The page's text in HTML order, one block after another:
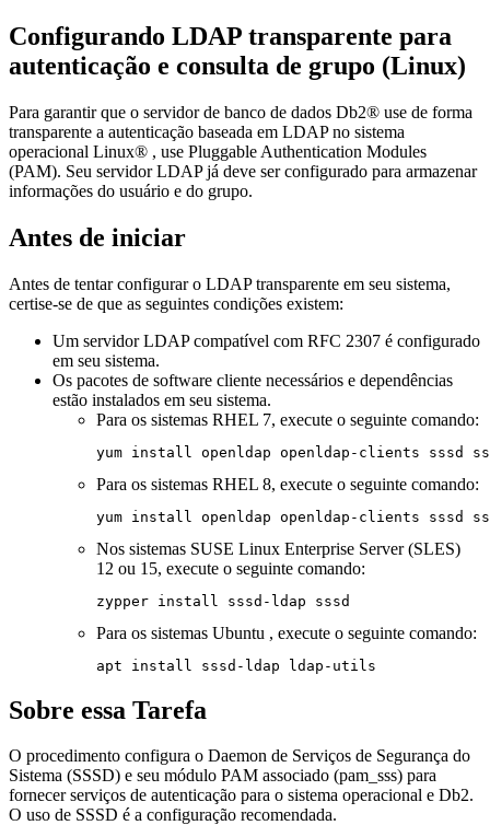
Configurando LDAP transparente para
autenticação e consulta de grupo (Linux)
Para garantir que o servidor de banco de dados Db2® use de forma
transparente a autenticação baseada em LDAP no sistema
operacional Linux® , use Pluggable Authentication Modules
(PAM). Seu servidor LDAP já deve ser configurado para armazenar
informações do usuário e do grupo.
Antes de iniciar
Antes de tentar configurar o LDAP transparente em seu sistema,
certise-se de que as seguintes condições existem:
Um servidor LDAP compatível com RFC 2307 é configurado
em seu sistema.
Os pacotes de software cliente necessários e dependências
estão instalados em seu sistema.
Para os sistemas RHEL 7, execute o seguinte comando:
yum install openldap openldap-clients sssd
Para os sistemas RHEL 8, execute o seguinte comando:
yum install openldap openldap-clients sssd
Nos sistemas SUSE Linux Enterprise Server (SLES)
12 ou 15, execute o seguinte comando:
zypper install sssd-ldap sssd
Para os sistemas Ubuntu , execute o seguinte comando:
apt install sssd-ldap ldap-utils
Sobre essa Tarefa
O procedimento configura o Daemon de Serviços de Segurança do
Sistema (SSSD) e seu módulo PAM associado (pam_sss) para
fornecer serviços de autenticação para o sistema operacional e Db2.
O uso de SSSD é a configuração recomendada.